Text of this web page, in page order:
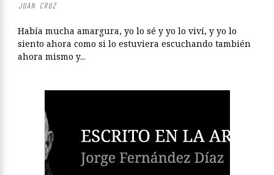
JUAN CRUZ
Había mucha amargura, yo lo sé y yo lo viví, y yo lo
siento ahora como si lo estuviera escuchando también
ahora mismo y...